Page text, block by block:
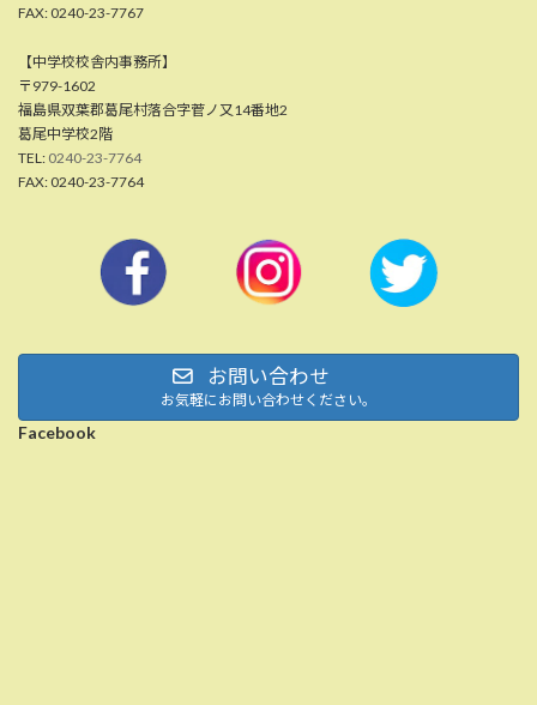
FAX: 0240-23-7767
【中学校校舎内事務所】
〒979-1602
福島県双葉郡葛尾村落合字菅ノ又14番地2
葛尾中学校2階
TEL: 0240-23-7764
FAX: 0240-23-7764
お問い合わせ
お気軽にお問い合わせください。
Facebook